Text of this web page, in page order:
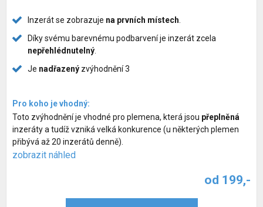
Inzerát se zobrazuje na prvních místech
Díky svému barevnému podbarvení je inzerát zcela
nepřehlédnutelný
Je nadřazený zvýhodnění 3
Pro koho je vhodný:
Toto zvýhodnění je vhodné pro plemena, která jsou přeplněná
inzeráty a tudíž vzniká velká konkurence (u některých plemen
přibývá až 20 inzerátů denně).
zobrazit náhled
od 199,-